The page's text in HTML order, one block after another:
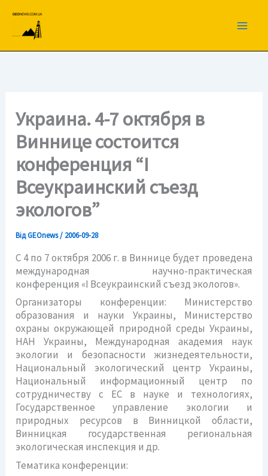
вмісту
Украина. 4-7 октября в
Виннице состоится
конференция “I
Всеукраинский съезд
экологов”
ВідGEOnews/ 2006-09-28
С 4 по 7 октября 2006 г. в Виннице будет проведена
международная научно-практическая
конференция «I Всеукраинский съезд экологов».
Организаторы конференции: Министерство
образования и науки Украины, Министерство
охраны окружающей природной среды Украины,
НАН Украины, Международная академия наук
экологии и безопасности жизнедеятельности,
Национальный экологический центр Украины,
Национальный информационный центр по
сотрудничеству с ЕС в науке и технологиях,
Государственное управление экологии и
природных ресурсов в Винницкой области,
Винницкая государственная региональная
экологическая инспекция и др.
Тематика конференции: